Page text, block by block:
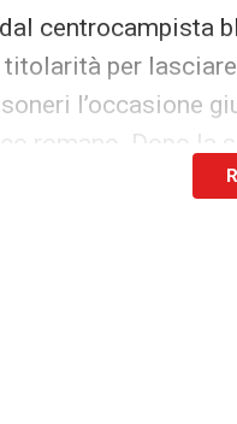
centrocampista
titolarità per
l’occasione
romano. Dopo la
da valutare le